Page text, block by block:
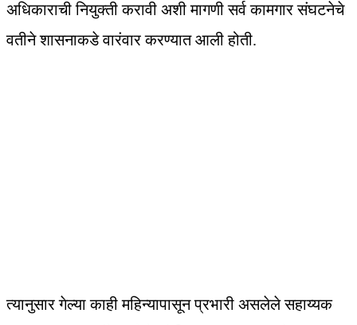
अधिकाराची नियुक्ती करावी अशी मागणी सर्व कामगार संघटनेचे
वतीने शासनाकडे वारंवार करण्यात आली होती.
त्यानुसार गेल्या काही महिन्यापासून प्रभारी असलेले सहाय्यक